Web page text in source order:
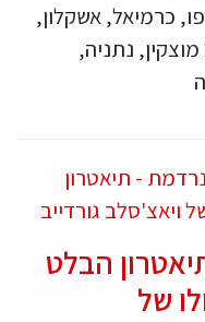
כרמיאל, אשקלון,
נתניה,
הבלט
של